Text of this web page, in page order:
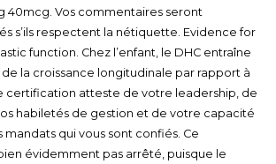
40mcg. Vos commentaires seront
s’ils respectent la nétiquette. Evidence for
function. Chez l’enfant, le DHC entraîne
la croissance longitudinale par rapport à
certification atteste de votre leadership, de
habiletés de gestion et de votre capacité
mandats qui vous sont confiés. Ce
évidemment pas arrêté, puisque le